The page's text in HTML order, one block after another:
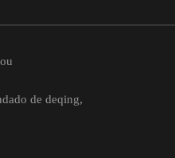
de deqing,